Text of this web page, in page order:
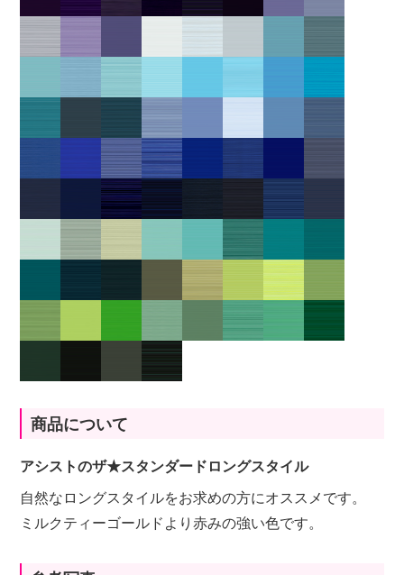
商品について
アシストのザ★スタンダードロングスタイル
自然なロングスタイルをお求めの方にオススメです。
ミルクティーゴールドより赤みの強い色です。